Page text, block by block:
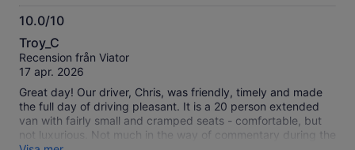
10.0/10
10.0
av
10
Troy_C
Recension från Viator
17 apr. 2026
Great day! Our driver, Chris, was friendly, timely and made
the full day of driving pleasant. It is a 20 person extended
van with fairly small and cramped seats - comfortable, but
not luxurious. Not much in the way of commentary during the